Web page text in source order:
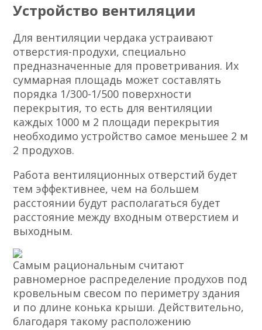
Устройство вентиляции
Для вентиляции чердака устраивают
отверстия-продухи, специально
предназначенные для проветривания. Их
суммарная площадь может составлять
порядка 1/300-1/500 поверхности
перекрытия, то есть для вентиляции
каждых 1000 м 2 площади перекрытия
необходимо устройство самое меньшее 2 м
2 продухов.
Работа вентиляционных отверстий будет
тем эффективнее, чем на большем
расстоянии будут располагаться будет
расстояние между входным отверстием и
выходным.
Самым рациональным считают
равномерное распределение продухов под
кровельным свесом по периметру здания
и по длине конька крыши. Действительно,
благодаря такому расположению